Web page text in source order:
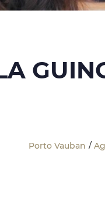
Porto Vauban